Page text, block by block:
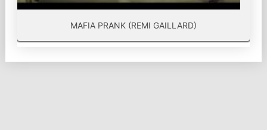
MAFIA PRANK (REMI GAILLARD)